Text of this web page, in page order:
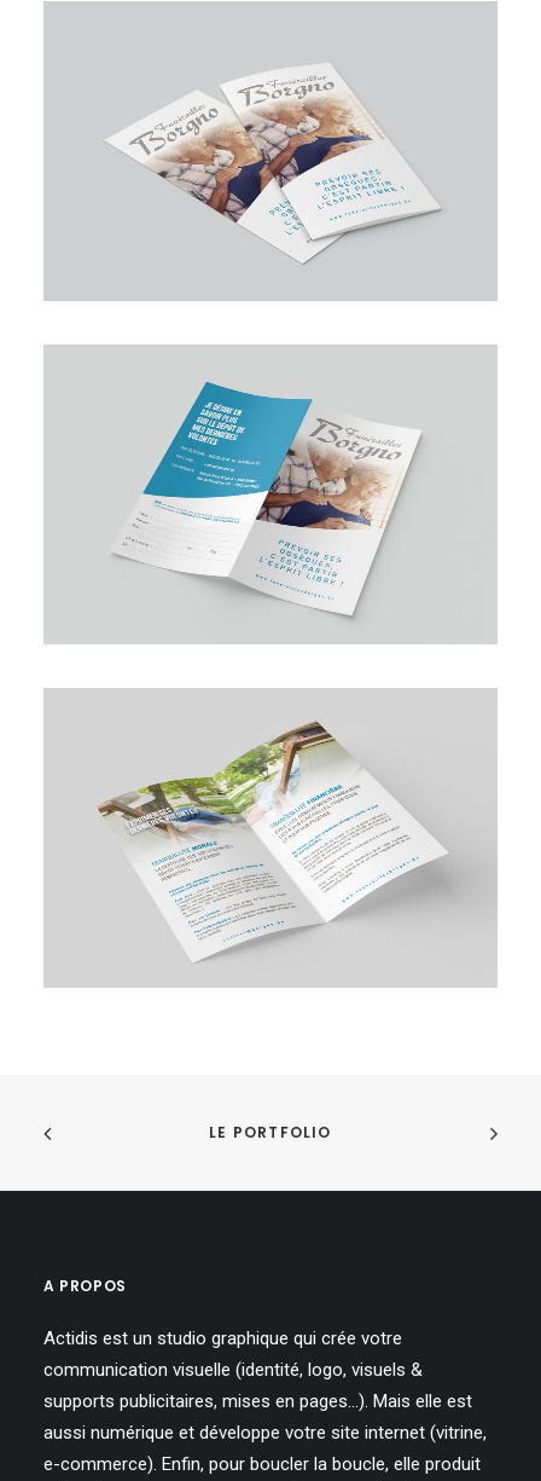
LE PORTFOLIO
A PROPOS
Actidis est un studio graphique qui crée votre
communication visuelle (identité, logo, visuels &
supports publicitaires, mises en pages…). Mais elle est
aussi numérique et développe votre site internet (vitrine,
e-commerce). Enfin, pour boucler la boucle, elle produit